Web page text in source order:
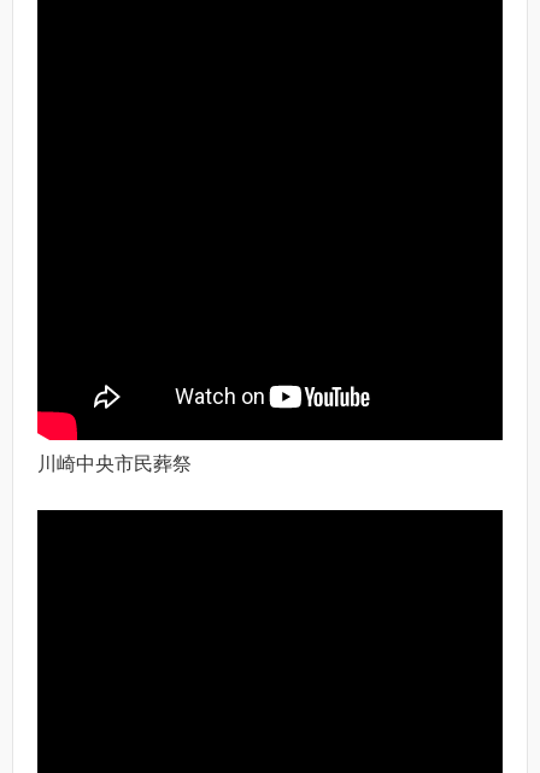
川崎中央市民葬祭